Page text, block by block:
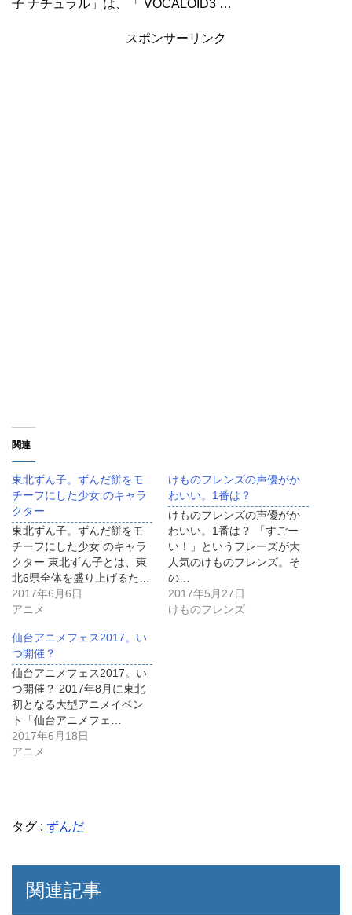
子 ナチュラル」は、「 VOCALOID3 …
スポンサーリンク
関連
東北ずん子。ずんだ餅をモ
チーフにした少女 のキャラ
クター
東北ずん子。ずんだ餅をモ
チーフにした少女 のキャラ
クター 東北ずん子とは、東
北6県全体を盛り上げるた…
2017年6月6日
アニメ
けものフレンズの声優がか
わいい。1番は？
けものフレンズの声優がか
わいい。1番は？ 「すごー
い！」というフレーズが大
人気のけものフレンズ。そ
の…
2017年5月27日
けものフレンズ
仙台アニメフェス2017。い
つ開催？
仙台アニメフェス2017。い
つ開催？ 2017年8月に東北
初となる大型アニメイベン
ト「仙台アニメフェ…
2017年6月18日
アニメ
タグ : ずんだ
関連記事